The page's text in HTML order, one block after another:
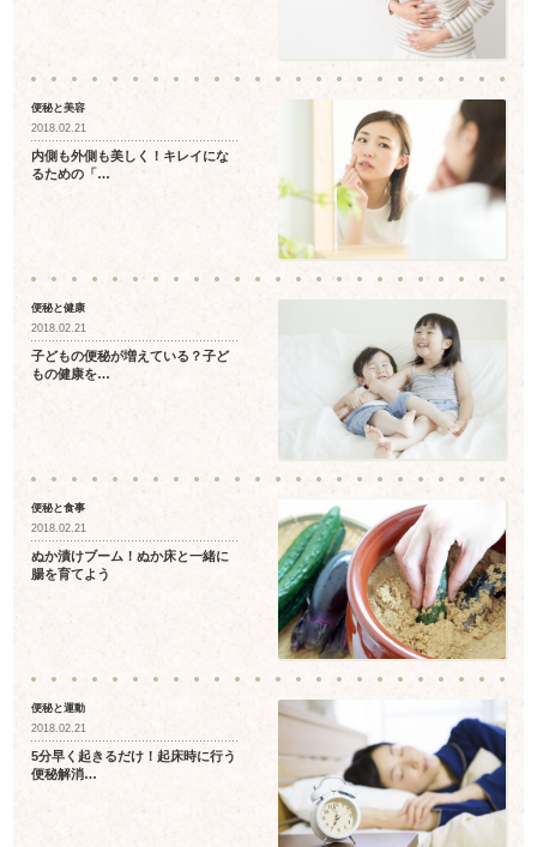
便秘と美容
2018.02.21
内側も外側も美しく！キレイにな
るための「…
便秘と健康
2018.02.21
子どもの便秘が増えている？子ど
もの健康を…
便秘と食事
2018.02.21
ぬか漬けブーム！ぬか床と一緒に
腸を育てよう
便秘と運動
2018.02.21
5分早く起きるだけ！起床時に行う
便秘解消…